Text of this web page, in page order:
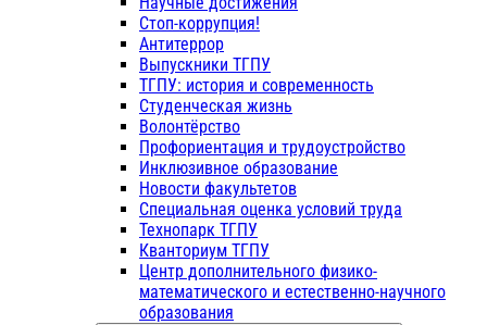
Стоп-коррупция!
Антитеррор
Выпускники ТГПУ
ТГПУ: история и современность
Студенческая жизнь
Волонтёрство
Профориентация и трудоустройство
Инклюзивное образование
Новости факультетов
Специальная оценка условий труда
Технопарк ТГПУ
Кванториум ТГПУ
Центр дополнительного физико-
математического и естественно-научного
образования